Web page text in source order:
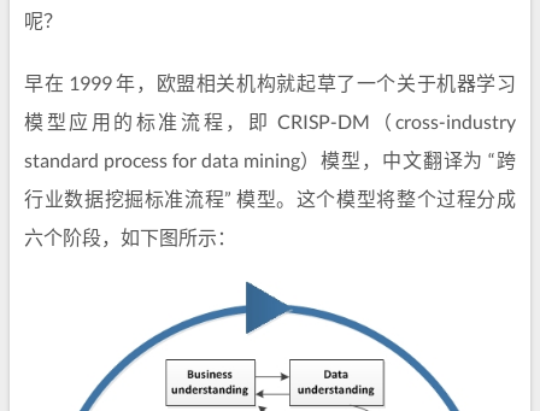
呢？
早在 1999 年，欧盟相关机构就起草了一个关于机器学习
模型应用的标准流程，即 CRISP-DM（cross-industry
standard process for data mining）模型，中文翻译为 “跨
行业数据挖掘标准流程” 模型。这个模型将整个过程分成
六个阶段，如下图所示：